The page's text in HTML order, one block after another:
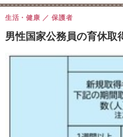
男性国家公務員の育休取
生活・健康 保護者